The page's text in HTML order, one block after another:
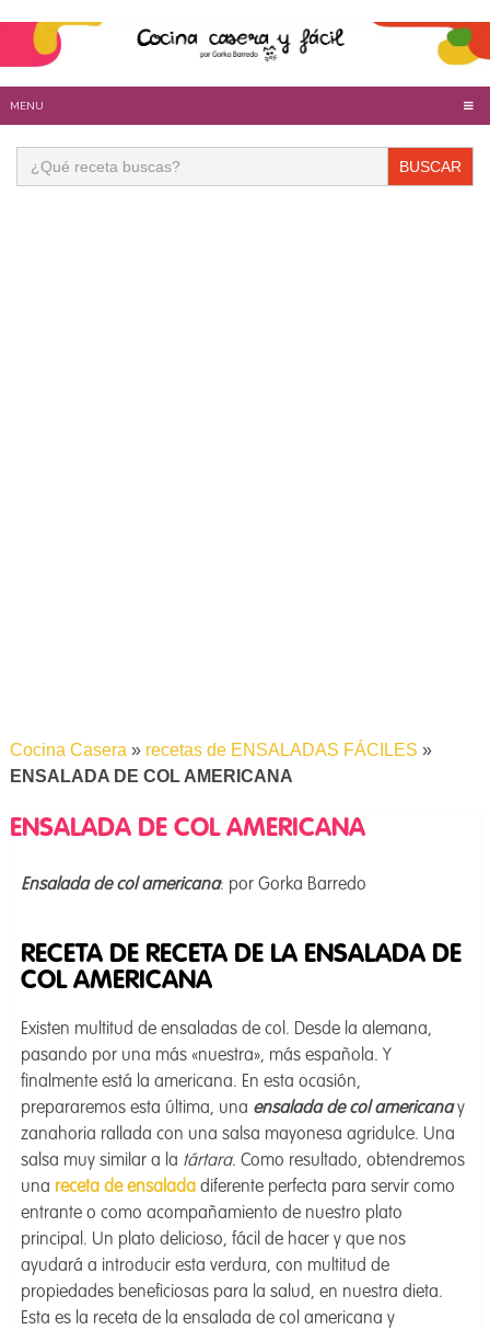
MENU
Buscar:
Cocina Casera» recetas de ENSALADAS FÁCILES »
ENSALADA DE COL AMERICANA
ENSALADA DE COL AMERICANA
Ensalada de col americana: por Gorka Barredo
RECETA DE RECETA DE LA ENSALADA DE
COL AMERICANA
Existen multitud de ensaladas de col. Desde la alemana,
pasando por una más «nuestra», más española. Y
finalmente está la americana. En esta ocasión,
prepararemos esta última, una ensalada de col americanay
zanahoria rallada con una salsa mayonesa agridulce. Una
salsa muy similar a la tártara. Como resultado, obtendremos
una receta de ensaladadiferente perfecta para servir como
entrante o como acompañamiento de nuestro plato
principal. Un plato delicioso, fácil de hacer y que nos
ayudará a introducir esta verdura, con multitud de
propiedades beneficiosas para la salud, en nuestra dieta.
Esta es la receta de la ensalada de col americana y